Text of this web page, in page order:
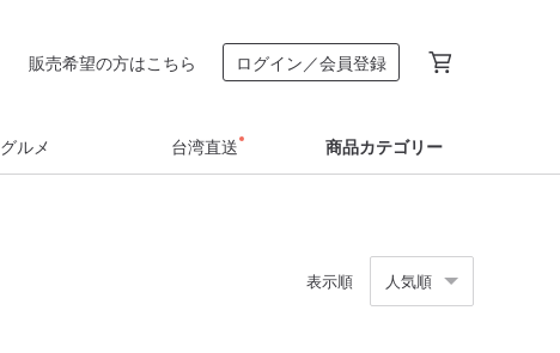
販売希望の方はこちら ログイン／会員登録
グルメ 台湾直送 商品カテゴリー
表示順 人気順